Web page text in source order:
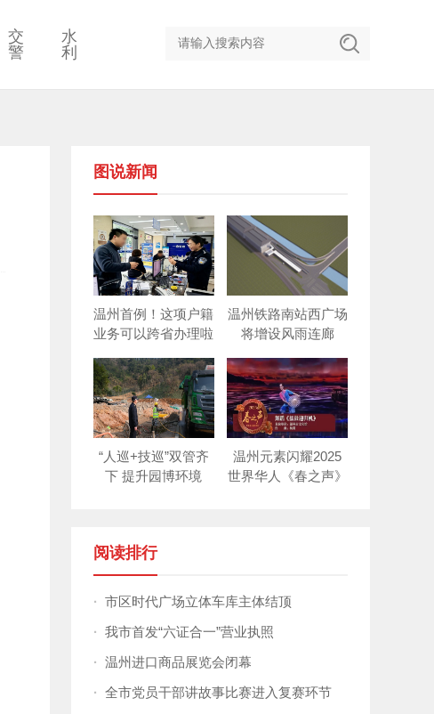
交
警
水
利
图说新闻
温州首例！这项户籍
业务可以跨省办理啦
温州铁路南站西广场
将增设风雨连廊
“人巡+技巡”双管齐
下 提升园博环境
温州元素闪耀2025
世界华人《春之声》
阅读排行
· 市区时代广场立体车库主体结顶
· 我市首发“六证合一”营业执照
· 温州进口商品展览会闭幕
· 全市党员干部讲故事比赛进入复赛环节